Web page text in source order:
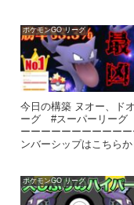
ポケモンGO リーグ
今日の構築 ヌオー、ド
ーグ #スーパーリー
ーーーーーーーーーー
ンバーシップはこちらか
ポケモンGO リーグ